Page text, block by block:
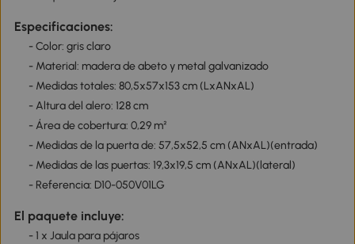
Especificaciones:
- Color: gris claro
- Material: madera de abeto y metal galvanizado
- Medidas totales: 80,5x57x153 cm (LxANxAL)
- Altura del alero: 128 cm
- Área de cobertura: 0,29 m²
- Medidas de la puerta de: 57,5x52,5 cm (ANxAL)(entrada)
- Medidas de las puertas: 19,3x19,5 cm (ANxAL)(lateral)
- Referencia: D10-050V01LG
El paquete incluye:
- 1 x Jaula para pájaros